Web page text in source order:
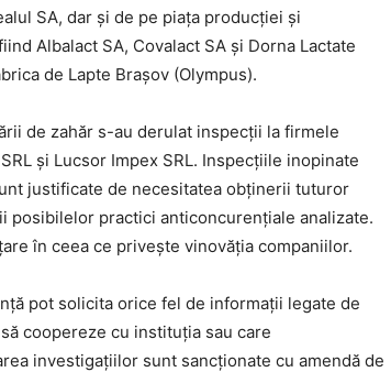
SA, dar și de pe piaţa producţiei şi
Albalact SA, Covalact SA şi Dorna Lactate
de Lapte Braşov (Olympus).
de zahăr s-au derulat inspecții la firmele
și Lucsor Impex SRL. Inspecțiile inopinate
justificate de necesitatea obținerii tuturor
practici anticoncurențiale analizate.
în ceea ce privește vinovăția companiilor.
pot solicita orice fel de informații legate de
coopereze cu instituția sau care
investigațiilor sunt sancționate cu amendă de